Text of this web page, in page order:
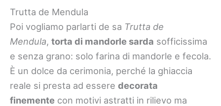
Trutta de Mendula
Poi vogliamo parlarti de sa Trutta de
Mendula, torta di mandorle sarda sofficissima
e senza grano: solo farina di mandorle e fecola.
È un dolce da cerimonia, perché la ghiaccia
reale si presta ad essere decorata
finemente con motivi astratti in rilievo ma